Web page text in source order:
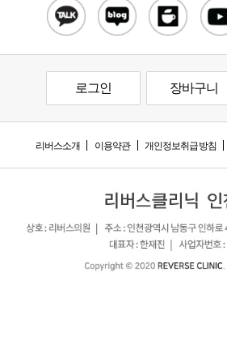
로그인 장바구니
리버스소개 이용약관 개인정보취급방침